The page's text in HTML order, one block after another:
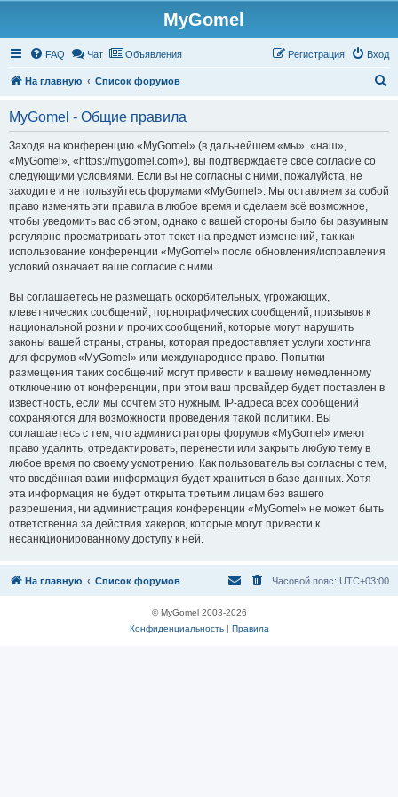
MyGomel
FAQ Чат Объявления Вход
Регистрация
На главную Список форумов
MyGomel - Общие правила
Заходя на конференцию «MyGomel» (в дальнейшем «мы», «наш»,
«MyGomel», «https://mygomel.com»), вы подтверждаете своё согласие со
следующими условиями. Если вы не согласны с ними, пожалуйста, не
заходите и не пользуйтесь форумами «MyGomel». Мы оставляем за собой
право изменять эти правила в любое время и сделаем всё возможное,
чтобы уведомить вас об этом, однако с вашей стороны было бы разумным
регулярно просматривать этот текст на предмет изменений, так как
использование конференции «MyGomel» после обновления/исправления
условий означает ваше согласие с ними.
Вы соглашаетесь не размещать оскорбительных, угрожающих,
клеветнических сообщений, порнографических сообщений, призывов к
национальной розни и прочих сообщений, которые могут нарушить
законы вашей страны, страны, которая предоставляет услуги хостинга
для форумов «MyGomel» или международное право. Попытки
размещения таких сообщений могут привести к вашему немедленному
отключению от конференции, при этом ваш провайдер будет поставлен в
известность, если мы сочтём это нужным. IP-адреса всех сообщений
сохраняются для возможности проведения такой политики. Вы
соглашаетесь с тем, что администраторы форумов «MyGomel» имеют
право удалить, отредактировать, перенести или закрыть любую тему в
любое время по своему усмотрению. Как пользователь вы согласны с тем,
что введённая вами информация будет храниться в базе данных. Хотя
эта информация не будет открыта третьим лицам без вашего
разрешения, ни администрация конференции «MyGomel» не может быть
ответственна за действия хакеров, которые могут привести к
несанкционированному доступу к ней.
На главную Список форумов Часовой пояс: UTC+03:00
© MyGomel 2003-2026
Конфиденциальность| Правила